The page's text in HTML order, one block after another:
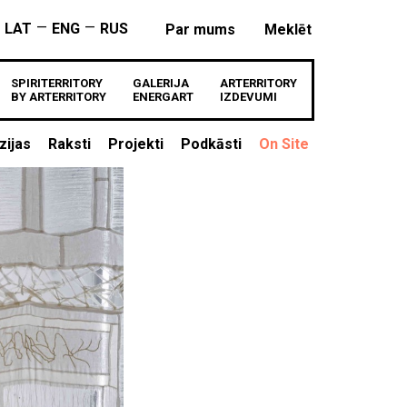
Par mums Meklēt
LAT — ENG — RUS
SPIRITERRITORY
BY ARTERRITORY
GALERIJA
ENERGART
ARTERRITORY
IZDEVUMI
Raksti Projekti Podkāsti On Site